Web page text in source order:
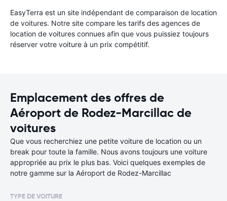
EasyTerra est un site indépendant de comparaison de location
de voitures. Notre site compare les tarifs des agences de
location de voitures connues afin que vous puissiez toujours
réserver votre voiture à un prix compétitif.
Emplacement des offres de
Aéroport de Rodez-Marcillac de
voitures
Que vous recherchiez une petite voiture de location ou un
break pour toute la famille. Nous avons toujours une voiture
appropriée au prix le plus bas. Voici quelques exemples de
notre gamme sur la Aéroport de Rodez-Marcillac
TYPE DE VOITURE